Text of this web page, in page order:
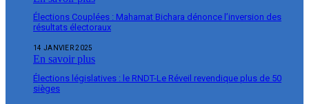
Élections Couplées : Mahamat Bichara dénonce l’inversion des
résultats électoraux
14 JANVIER 2025
En savoir plus
Élections législatives : le RNDT-Le Réveil revendique plus de 50
sièges